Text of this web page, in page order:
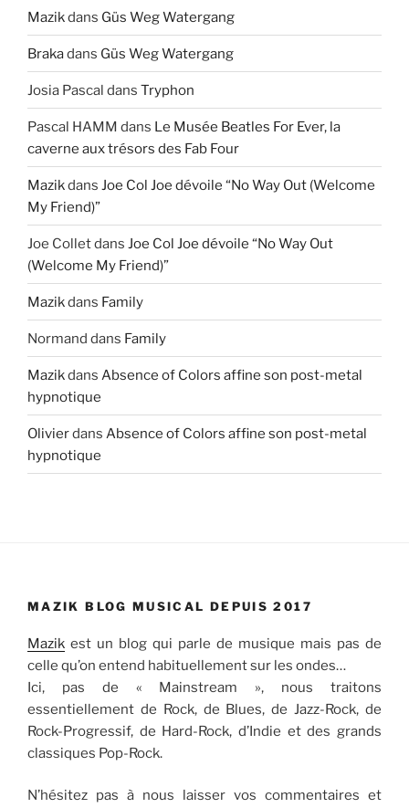
Mazikdans Güs Weg Watergang
Brakadans Güs Weg Watergang
Josia Pascal dans Tryphon
Pascal HAMM dans Le Musée Beatles For Ever, la
caverne aux trésors des Fab Four
Mazikdans Joe Col Joe dévoile “No Way Out (Welcome
My Friend)”
Joe Colletdans Joe Col Joe dévoile “No Way Out
(Welcome My Friend)”
Mazikdans Family
Normand dans Family
Mazikdans Absence of Colors affine son post-metal
hypnotique
Olivierdans Absence of Colors affine son post-metal
hypnotique
MAZIK BLOG MUSICAL DEPUIS 2017
Mazik est un blog qui parle de musique mais pas de
celle qu’on entend habituellement sur les ondes…
Ici, pas de « Mainstream », nous traitons
essentiellement de Rock, de Blues, de Jazz-Rock, de
Rock-Progressif, de Hard-Rock, d’Indie et des grands
classiques Pop-Rock.
N’hésitez pas à nous laisser vos commentaires et